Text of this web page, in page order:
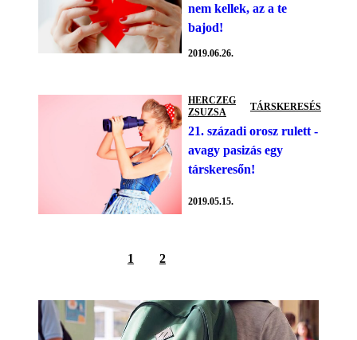
nem kellek, az a te
bajod!
2019.06.26.
HERCZEG
ZSUZSA
TÁRSKERESÉS
21. századi orosz rulett -
avagy pasizás egy
társkeresőn!
2019.05.15.
1 2